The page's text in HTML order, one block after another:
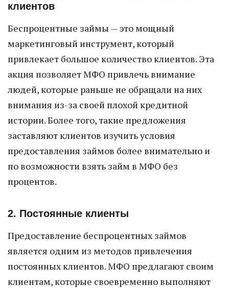
клиентов
Беспроцентные займы — это мощный
маркетинговый инструмент, который
привлекает большое количество клиентов. Эта
акция позволяет МФО привлечь внимание
людей, которые раньше не обращали на них
внимания из-за своей плохой кредитной
истории. Более того, такие предложения
заставляют клиентов изучить условия
предоставления займов более внимательно и
по возможности взять займ в МФО без
процентов.
2. Постоянные клиенты
Предоставление беспроцентных займов
является одним из методов привлечения
постоянных клиентов. МФО предлагают своим
клиентам, которые своевременно выполняют